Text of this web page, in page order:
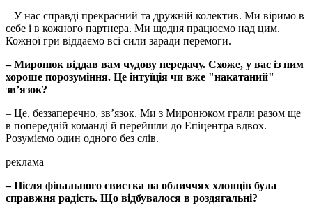
– У нас справді прекрасний та дружній колектив. Ми віримо в
себе і в кожного партнера. Ми щодня працюємо над цим.
Кожної гри віддаємо всі сили заради перемоги.
– Миронюк віддав вам чудову передачу. Схоже, у вас із ним
хороше порозуміння. Це інтуїція чи вже "накатаний"
зв’язок?
– Це, беззаперечно, зв’язок. Ми з Миронюком грали разом ще
в попередній команді й перейшли до Епіцентра вдвох.
Розуміємо один одного без слів.
реклама
– Після фінального свистка на обличчях хлопців була
справжня радість. Що відбувалося в роздягальні?